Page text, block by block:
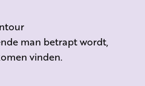
man betrapt wordt,
vinden.